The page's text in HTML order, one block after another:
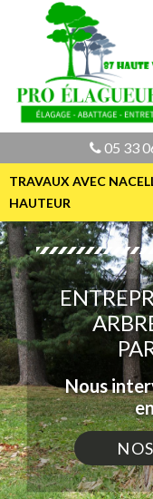
05 33
TRAVAUX AVEC
HAUTEUR
Nous